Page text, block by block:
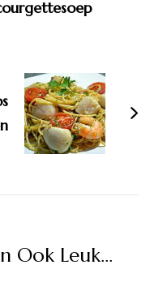
Ook Leuk...